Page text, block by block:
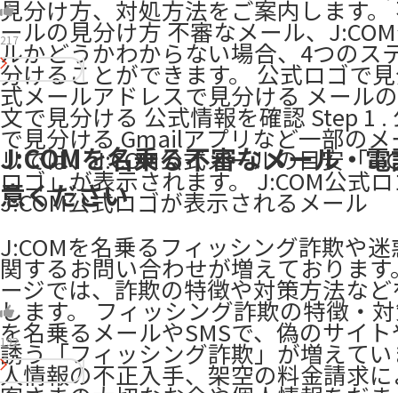
見分け方、対処方法をご案内します。
ールの見分け方 不審なメール、
ルかどうかわからない場合、4つのス
分けることができます。 公式ロゴで
式メールアドレスで見分ける メール
文で見分ける 公式情報を確認 Step 1 .
で見分ける ​Gmailアプリなど一部の
リでは、J:COM公式メールの目安「
ロゴ」が表示されます。 J:COM公式
J:COM公式ロゴが表示されるメール
217
J:COMを名乗る不審なメール・
意ください
J:COMを名乗るフィッシング詐欺や
関するお問い合わせが増えておりま
ージでは、詐欺の特徴や対策方法な
します。​ フィッシング詐欺の特徴・
を名乗るメールやSMSで、偽のサイ
誘う「フィッシング詐欺」が増えてい
人情報の不正入手、架空の料金請求
192